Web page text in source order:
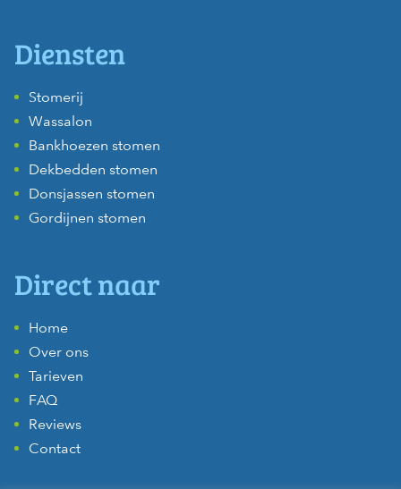
Diensten
Stomerij
Wassalon
Bankhoezen stomen
Dekbedden stomen
Donsjassen stomen
Gordijnen stomen
Direct naar
Home
Over ons
Tarieven
FAQ
Reviews
Contact